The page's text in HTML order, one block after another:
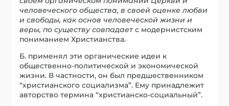
человеческого общества, в своей оценке любви
и свободы, как основ человеческой жизни и
веры, по существу совпадаетс модернистским
пониманием Христианства.
Б. применял эти органические идеи к
общественно-политической и экономической
жизни. В частности, он был предшественником
“христианского социализма”. Ему принадлежит
авторство термина “христианско-социальный”.